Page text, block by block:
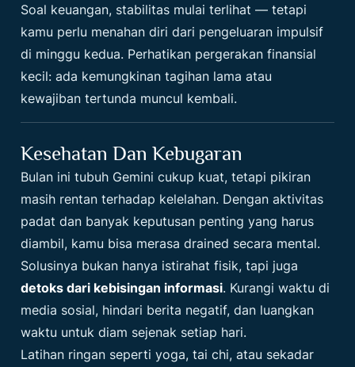
Soal keuangan, stabilitas mulai terlihat — tetapi
kamu perlu menahan diri dari pengeluaran impulsif
di minggu kedua. Perhatikan pergerakan finansial
kecil: ada kemungkinan tagihan lama atau
kewajiban tertunda muncul kembali.
Kesehatan Dan Kebugaran
Bulan ini tubuh Gemini cukup kuat, tetapi pikiran
masih rentan terhadap kelelahan. Dengan aktivitas
padat dan banyak keputusan penting yang harus
diambil, kamu bisa merasa drained secara mental.
Solusinya bukan hanya istirahat fisik, tapi juga
detoks dari kebisingan informasi. Kurangi waktu di
media sosial, hindari berita negatif, dan luangkan
waktu untuk diam sejenak setiap hari.
Latihan ringan seperti yoga, tai chi, atau sekadar